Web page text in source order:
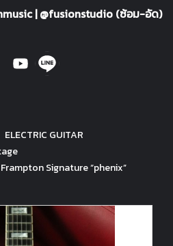
|@fusionstudio (ซ้อม-อัด)
ELECTRIC GUITAR
Signature “phenix”